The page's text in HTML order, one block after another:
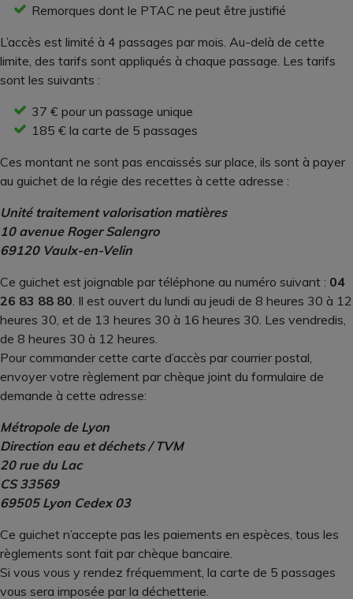
Remorques dont le PTAC ne peut être justifié
L’accès est limité à 4 passages par mois. Au-delà de cette
limite, des tarifs sont appliqués à chaque passage. Les tarifs
sont les suivants :
37 € pour un passage unique
185 € la carte de 5 passages
Ces montant ne sont pas encaissés sur place, ils sont à payer
au guichet de la régie des recettes à cette adresse :
Unité traitement valorisation matières
10 avenue Roger Salengro
69120 Vaulx-en-Velin
Ce guichet est joignable par téléphone au numéro suivant : 04
26 83 88 80 . Il est ouvert du lundi au jeudi de 8 heures 30 à 12
heures 30, et de 13 heures 30 à 16 heures 30. Les vendredis,
de 8 heures 30 à 12 heures.
Pour commander cette carte d’accès par courrier postal,
envoyer votre règlement par chèque joint du formulaire de
demande à cette adresse:
Métropole de Lyon
Direction eau et déchets / TVM
20 rue du Lac
CS 33569
69505 Lyon Cedex 03
Ce guichet n’accepte pas les paiements en espèces, tous les
règlements sont fait par chèque bancaire.
Si vous vous y rendez fréquemment, la carte de 5 passages
vous sera imposée par la déchetterie.